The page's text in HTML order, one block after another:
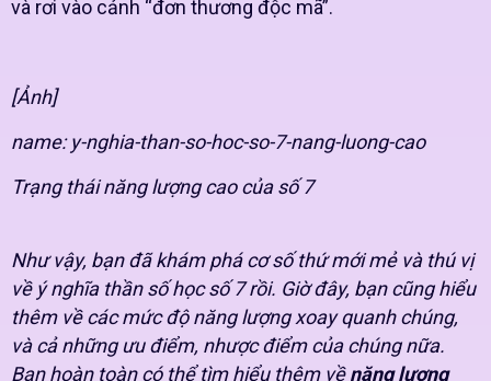
và rơi vào cảnh “đơn thương độc mã”.
[Ảnh]
name: y-nghia-than-so-hoc-so-7-nang-luong-cao
Trạng thái năng lượng cao của số 7
Như vậy, bạn đã khám phá cơ số thứ mới mẻ và thú vị
về ý nghĩa thần số học số 7 rồi. Giờ đây, bạn cũng hiểu
thêm về các mức độ năng lượng xoay quanh chúng,
và cả những ưu điểm, nhược điểm của chúng nữa.
Bạn hoàn toàn có thể tìm hiểu thêm vềnăng lượng